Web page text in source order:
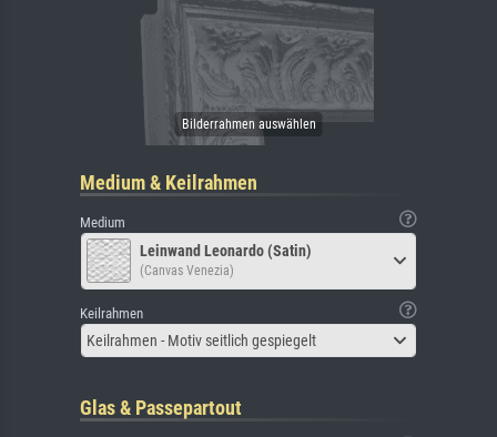
Medium & Keilrahmen
Medium
Leinwand Leonardo (Satin)
(Canvas Venezia)
Keilrahmen
Keilrahmen - Motiv seitlich gespiegelt
Glas & Passepartout